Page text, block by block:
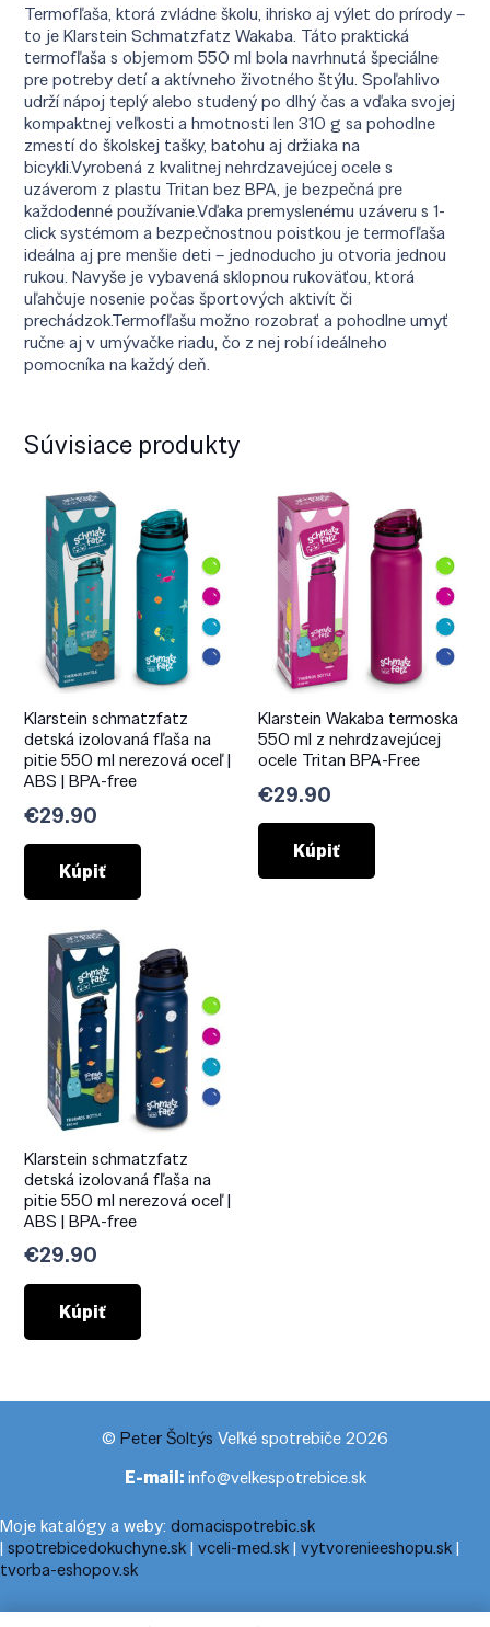
Termofľaša, ktorá zvládne školu, ihrisko aj výlet do prírody –
to je Klarstein Schmatzfatz Wakaba. Táto praktická
termofľaša s objemom 550 ml bola navrhnutá špeciálne
pre potreby detí a aktívneho životného štýlu. Spoľahlivo
udrží nápoj teplý alebo studený po dlhý čas a vďaka svojej
kompaktnej veľkosti a hmotnosti len 310 g sa pohodlne
zmestí do školskej tašky, batohu aj držiaka na
bicykli.Vyrobená z kvalitnej nehrdzavejúcej ocele s
uzáverom z plastu Tritan bez BPA, je bezpečná pre
každodenné používanie.Vďaka premyslenému uzáveru s 1-
click systémom a bezpečnostnou poistkou je termofľaša
ideálna aj pre menšie deti – jednoducho ju otvoria jednou
rukou. Navyše je vybavená sklopnou rukoväťou, ktorá
uľahčuje nosenie počas športových aktivít či
prechádzok.Termofľašu možno rozobrať a pohodlne umyť
ručne aj v umývačke riadu, čo z nej robí ideálneho
pomocníka na každý deň.
Súvisiace produkty
Klarstein schmatzfatz
detská izolovaná fľaša na
pitie 550 ml nerezová oceľ |
ABS | BPA-free
€29.90
Kúpiť
Klarstein Wakaba termoska
550 ml z nehrdzavejúcej
ocele Tritan BPA-Free
€29.90
Kúpiť
Klarstein schmatzfatz
detská izolovaná fľaša na
pitie 550 ml nerezová oceľ |
ABS | BPA-free
€29.90
Kúpiť
© Peter Šoltýs Veľké spotrebiče 2026
E-mail:info@velkespotrebice.sk
Moje katalógy a weby: domacispotrebic.sk
| spotrebicedokuchyne.sk| vceli-med.sk| vytvorenieeshopu.sk|
tvorba-eshopov.sk
Moje blogy:cestovnyporiadok.eu|pracanadoma.net|telefonny-